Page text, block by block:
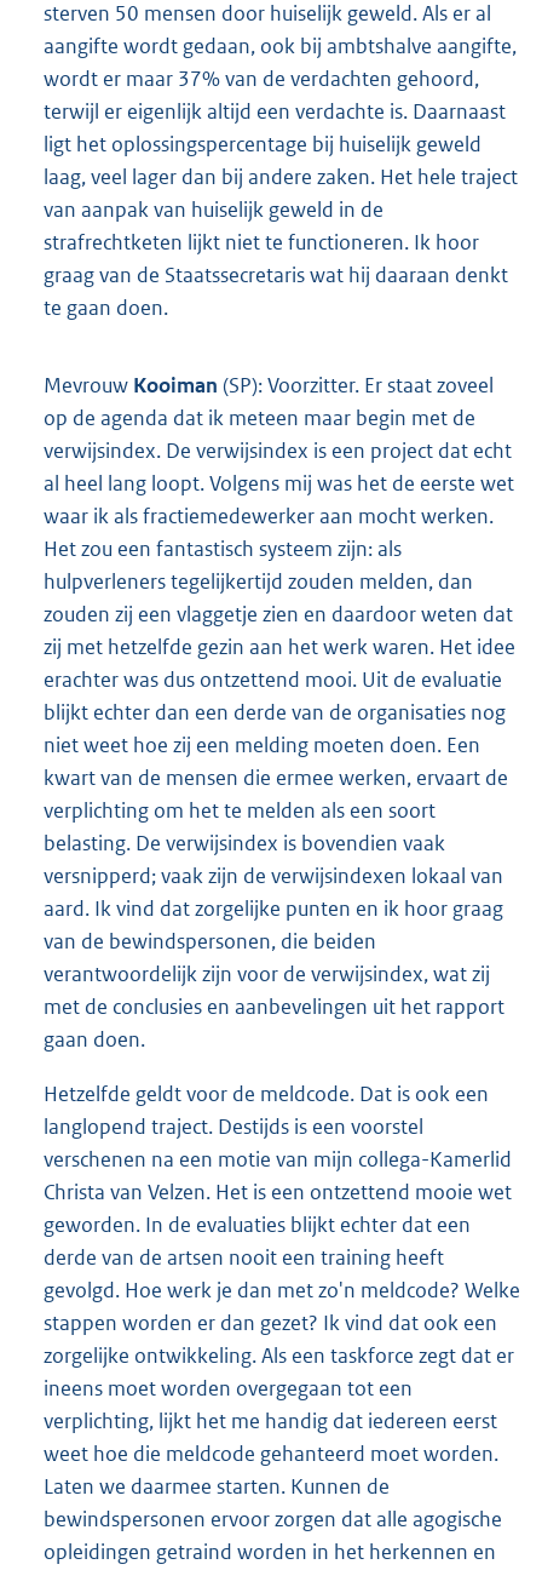
sterven 50 mensen door huiselijk geweld. Als er al
aangifte wordt gedaan, ook bij ambtshalve aangifte,
wordt er maar 37% van de verdachten gehoord,
terwijl er eigenlijk altijd een verdachte is. Daarnaast
ligt het oplossingspercentage bij huiselijk geweld
laag, veel lager dan bij andere zaken. Het hele traject
van aanpak van huiselijk geweld in de
strafrechtketen lijkt niet te functioneren. Ik hoor
graag van de Staatssecretaris wat hij daaraan denkt
te gaan doen.
Mevrouw Kooiman (SP): Voorzitter. Er staat zoveel
op de agenda dat ik meteen maar begin met de
verwijsindex. De verwijsindex is een project dat echt
al heel lang loopt. Volgens mij was het de eerste wet
waar ik als fractiemedewerker aan mocht werken.
Het zou een fantastisch systeem zijn: als
hulpverleners tegelijkertijd zouden melden, dan
zouden zij een vlaggetje zien en daardoor weten dat
zij met hetzelfde gezin aan het werk waren. Het idee
erachter was dus ontzettend mooi. Uit de evaluatie
blijkt echter dan een derde van de organisaties nog
niet weet hoe zij een melding moeten doen. Een
kwart van de mensen die ermee werken, ervaart de
verplichting om het te melden als een soort
belasting. De verwijsindex is bovendien vaak
versnipperd; vaak zijn de verwijsindexen lokaal van
aard. Ik vind dat zorgelijke punten en ik hoor graag
van de bewindspersonen, die beiden
verantwoordelijk zijn voor de verwijsindex, wat zij
met de conclusies en aanbevelingen uit het rapport
gaan doen.
Hetzelfde geldt voor de meldcode. Dat is ook een
langlopend traject. Destijds is een voorstel
verschenen na een motie van mijn collega-Kamerlid
Christa van Velzen. Het is een ontzettend mooie wet
geworden. In de evaluaties blijkt echter dat een
derde van de artsen nooit een training heeft
gevolgd. Hoe werk je dan met zo'n meldcode? Welke
stappen worden er dan gezet? Ik vind dat ook een
zorgelijke ontwikkeling. Als een taskforce zegt dat er
ineens moet worden overgegaan tot een
verplichting, lijkt het me handig dat iedereen eerst
weet hoe die meldcode gehanteerd moet worden.
Laten we daarmee starten. Kunnen de
bewindspersonen ervoor zorgen dat alle agogische
opleidingen getraind worden in het herkennen en